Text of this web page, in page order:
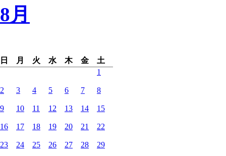
8月
日 月 火 水 木 金
土
1
2 3 4 5 6 7 8
9 10 11 12 13 14 15
16 17 18 19 20 21 22
23 24 25 26 27 28 29